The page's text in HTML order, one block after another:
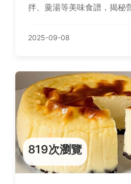
拌、羹湯等美味食譜，揭秘
2025-09-08
819次瀏覽